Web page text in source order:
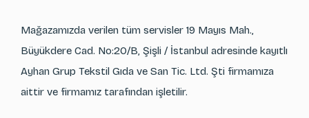
Mağazamızda verilen tüm servisler 19 Mayıs Mah.,
Büyükdere Cad. No:20/B, Şişli / İstanbul adresinde kayıtlı
Ayhan Grup Tekstil Gıda ve San Tic. Ltd. Şti firmamıza
aittir ve firmamız tarafından işletilir.